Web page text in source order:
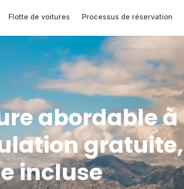
Flotte de voitures Processus de réservation
abordable à
gratuite,
incluse